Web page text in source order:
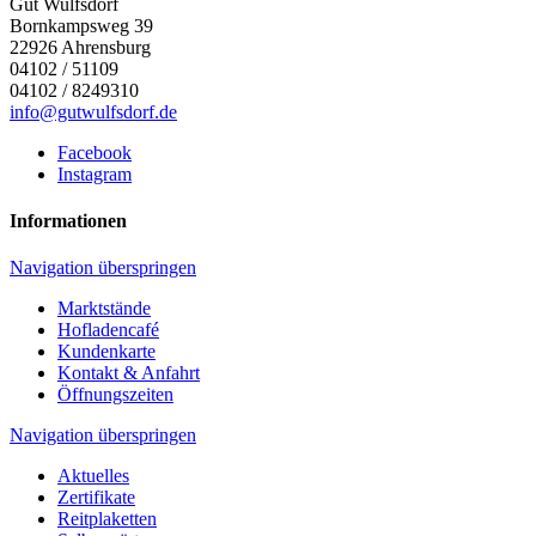
Bornkampsweg 39
22926 Ahrensburg
04102 / 51109
04102 / 8249310
info@gutwulfsdorf.de
Facebook
Instagram
Informationen
Navigation überspringen
Marktstände
Hofladencafé
Kundenkarte
Kontakt & Anfahrt
Öffnungszeiten
Navigation überspringen
Aktuelles
Zertifikate
Reitplaketten